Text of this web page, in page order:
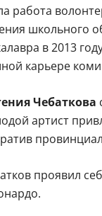
работа
школьного
в 2013
карьере
Чебаткова
артист
проявил